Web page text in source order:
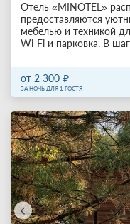
Отель «MINOTEL»
предоставляются
мебелью и техникой
Wi-Fi и парковка. В
от 2 300
ЗА НОЧЬ ДЛЯ 1 ГОСТЯ